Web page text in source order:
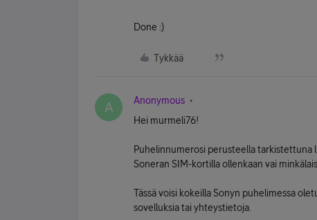
Done :)
Tykkää
A Anonymous
Hei murmeli76!
Puhelinnumerosi perusteella tarkistettuna
Soneran SIM-kortilla ollenkaan vai
Tässä voisi kokeilla Sonyn puhelimessa
sovelluksia tai yhteystietoja.